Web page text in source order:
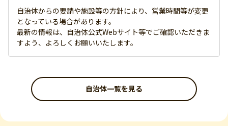
自治体からの要請や施設等の方針により、営業時間等が変更
となっている場合があります。
最新の情報は、自治体公式Webサイト等でご確認いただきま
すよう、よろしくお願いいたします。
自治体一覧を見る